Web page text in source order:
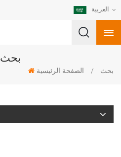
العربية
بحث
الصفحة الرئيسية / بحث